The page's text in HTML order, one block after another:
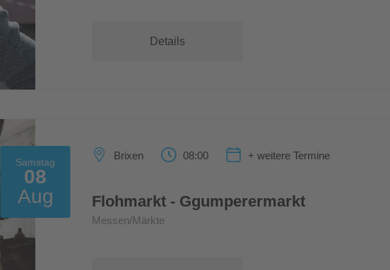
Details
Samstag
08
Aug
Brixen 08:00 + weitere Termine
Flohmarkt - Ggumperermarkt
Messen/Märkte